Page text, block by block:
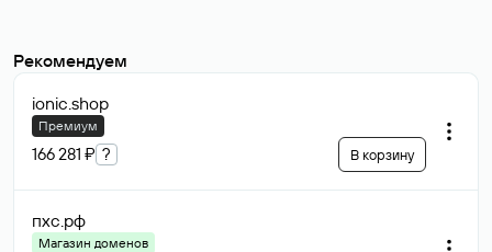
Рекомендуем
ionic.shop
Премиум
166 281 ₽ ? В корзину
пхс.рф
Магазин доменов